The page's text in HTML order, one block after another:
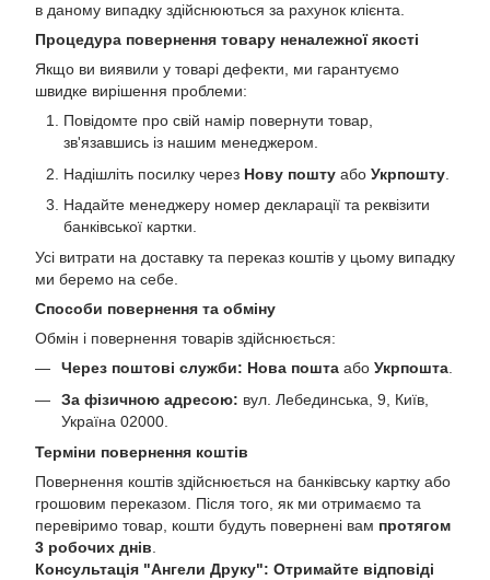
в даному випадку здійснюються за рахунок клієнта.
Процедура повернення товару неналежної якості
Якщо ви виявили у товарі дефекти, ми гарантуємо
швидке вирішення проблеми:
Повідомте про свій намір повернути товар,
зв'язавшись із нашим менеджером.
Надішліть посилку через Нову пошту або Укрпошту
Надайте менеджеру номер декларації та реквізити
банківської картки.
Усі витрати на доставку та переказ коштів у цьому випадку
ми беремо на себе.
Способи повернення та обміну
Обмін і повернення товарів здійснюється:
Через поштові служби: Нова пошта або Укрпошта.
За фізичною адресою: вул. Лебединська, 9, Київ,
Україна 02000.
Терміни повернення коштів
Повернення коштів здійснюється на банківську картку або
грошовим переказом. Після того, як ми отримаємо та
перевіримо товар, кошти будуть повернені вам протягом
3 робочих днів
Консультація "Ангели Друку": Отримайте відповіді